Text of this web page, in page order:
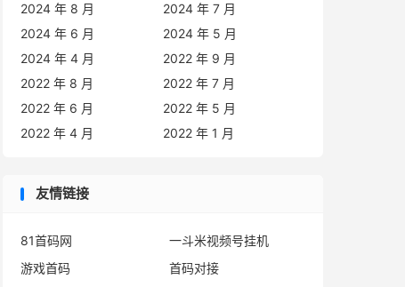
2024 年 8 月
2024 年 7 月
2024 年 6 月
2024 年 5 月
2024 年 4 月
2022 年 9 月
2022 年 8 月
2022 年 7 月
2022 年 6 月
2022 年 5 月
2022 年 4 月
2022 年 1 月
友情链接
81首码网
一斗米视频号挂机
游戏首码
首码对接